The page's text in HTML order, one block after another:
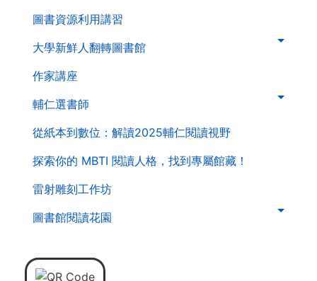
覽
列
圖書資源利用講習
大學新鮮人翻轉圖書館
作家講座
輔仁選書師
從紙本到數位：解讀2025輔仁閱讀視野
探索你的 MBTI 閱讀人格，找到專屬館藏！
雷射雕刻工作坊
圖書館閱讀花園